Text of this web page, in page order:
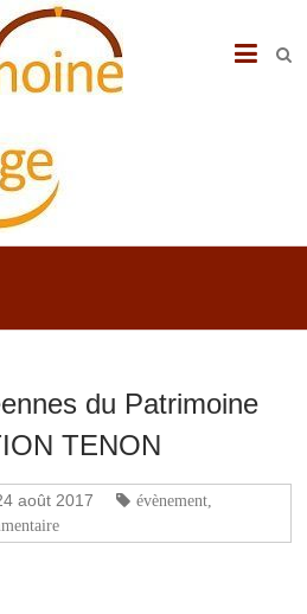
du Patrimoine
TENON
août 2017 évènement